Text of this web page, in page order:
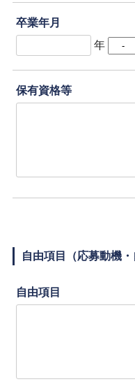
卒業年月
年
保有資格等
自由項目（応募動機・
自由項目